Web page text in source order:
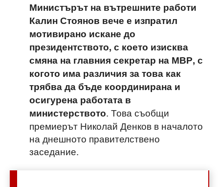
Министърът на вътрешните работи
Калин Стоянов вече е изпратил
мотивирано искане до
президентството, с което изисква
смяна на главния секретар на МВР, с
когото има различия за това как
трябва да бъде координирана и
осигурена работата в
министерството. Това съобщи
премиерът Николай Денков в началото
на днешното правителствено
заседание.